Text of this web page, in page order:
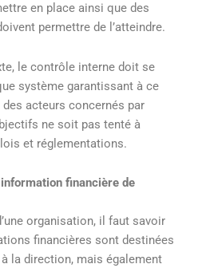
en place ainsi que des
permettre de l’atteindre.
le contrôle interne doit se
système garantissant à ce
des acteurs concernés par
ne soit pas tenté à
et réglementations.
information financière de
organisation, il faut savoir
financières sont destinées
la direction, mais également